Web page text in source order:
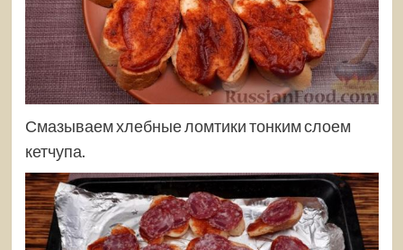
Смазываем хлебные ломтики тонким слоем
кетчупа.